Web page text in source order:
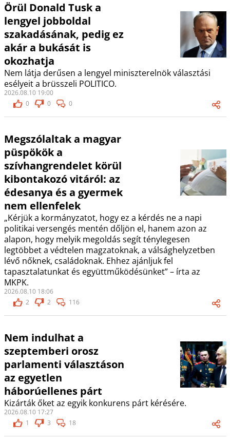
Örül Donald Tusk a
lengyel jobboldal
szakadásának, pedig ez
akár a bukását is
okozhatja
Nem látja derűsen a lengyel miniszterelnök választási
esélyeit a brüsszeli POLITICO.
2026.08.10 19:00
0
0 0
Megszólaltak a magyar
püspökök a
szívhangrendelet körül
kibontakozó vitáról: az
édesanya és a gyermek
nem ellenfelek
„Kérjük a kormányzatot, hogy ez a kérdés ne a napi
politikai versengés mentén dőljön el, hanem azon az
alapon, hogy melyik megoldás segít ténylegesen
legtöbbet a védtelen magzatoknak, a válsághelyzetben
lévő nőknek, családoknak. Ehhez ajánljuk fel
tapasztalatunkat és együttműködésünket” – írta az
MKPK.
2026.08.10 18:06
2
2 116
Nem indulhat a
szeptemberi orosz
parlamenti választáson
az egyetlen
háborúellenes párt
Kizárták őket az egyik konkurens párt kérésére.
2026.08.10 17:27
1
3 18